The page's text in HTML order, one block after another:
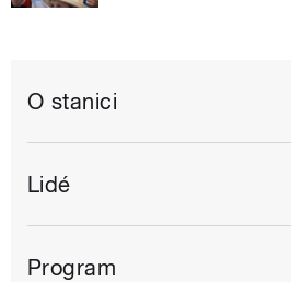
O stanici
Lidé
Program